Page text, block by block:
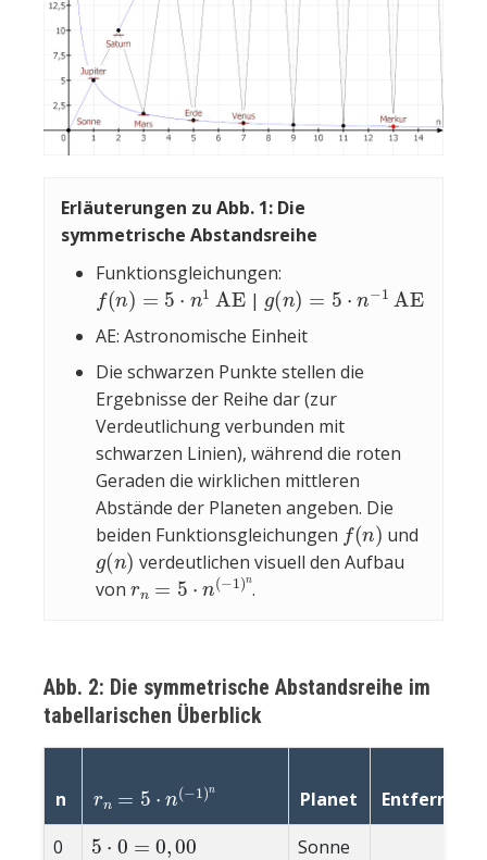
Erläuterungen zu Abb. 1: Die
symmetrische Abstandsreihe
Funktionsgleichungen:
f(n)=5⋅n1AE
|
g( ) n AE
AE: Astronomische Einheit
Die schwarzen Punkte stellen die
Ergebnisse der Reihe dar (zur
Verdeutlichung verbunden mit
schwarzen Linien), während die roten
Geraden die wirklichen mittleren
Abstände der Planeten angeben. Die
beiden Funktionsgleichungen
f(n)
und
g(n)
verdeutlichen visuell den Aufbau
von
r n=5⋅n(−1)n
.
Abb. 2: Die symmetrische Abstandsreihe im
tabellarischen Überblick
n
⋅n −1 )n
Planet
Entfernung
0
5⋅0=0,00
Sonne